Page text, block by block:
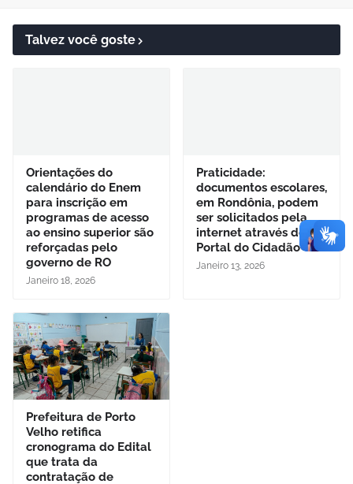
Talvez você goste
Orientações do
calendário do Enem
para inscrição em
programas de acesso
ao ensino superior são
reforçadas pelo
governo de RO
Janeiro 18, 2026
Praticidade:
documentos escolares,
em Rondônia, podem
ser solicitados pela
internet através do
Portal do Cidadão
Janeiro 13, 2026
Prefeitura de Porto
Velho retifica
cronograma do Edital
que trata da
contratação de